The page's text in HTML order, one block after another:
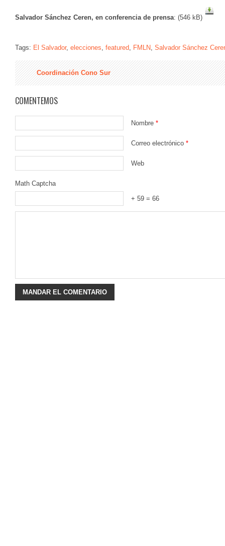
Salvador Sánchez Ceren, en conferencia de prensa: (546 kB)
Tags: El Salvador, elecciones, featured, FMLN, Salvador Sánchez
Coordinación Cono Sur
COMENTEMOS
Nombre *
Correo electrónico *
Web
Math Captcha
+ 59 = 66